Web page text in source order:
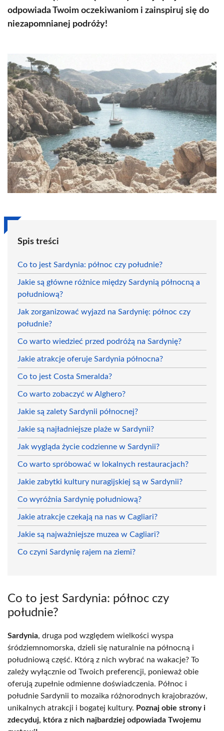
odpowiada Twoim oczekiwaniom i zainspiruj się do
niezapomnianej podróży!
Spis treści
Co to jest Sardynia: północ czy południe?
Jakie są główne różnice między Sardynią północną a
południową?
Jak zorganizować wyjazd na Sardynię: północ czy
południe?
Co warto wiedzieć przed podróżą na Sardynię?
Jakie atrakcje oferuje Sardynia północna?
Co to jest Costa Smeralda?
Co warto zobaczyć w Alghero?
Jakie są zalety Sardynii północnej?
Jakie są najładniejsze plaże w Sardynii?
Jak wygląda życie codzienne w Sardynii?
Co warto spróbować w lokalnych restauracjach?
Jakie zabytki kultury nuragijskiej są w Sardynii?
Co wyróżnia Sardynię południową?
Jakie atrakcje czekają na nas w Cagliari?
Jakie są najważniejsze muzea w Cagliari?
Co czyni Sardynię rajem na ziemi?
Co to jest Sardynia: północ czy
południe?
Sardynia, druga pod względem wielkości wyspa
śródziemnomorska, dzieli się naturalnie na północną i
południową część. Którą z nich wybrać na wakacje? To
zależy wyłącznie od Twoich preferencji, ponieważ obie
oferują zupełnie odmienne doświadczenia. Północ i
południe Sardynii to mozaika różnorodnych krajobrazów,
unikalnych atrakcji i bogatej kultury. Poznaj obie strony i
zdecyduj, która z nich najbardziej odpowiada Twojemu